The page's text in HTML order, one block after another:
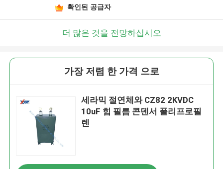
확인된 공급자
더 많은 것을 전망하십시오
가장 저렴 한 가격 으로
세라믹 절연체와 CZ82 2KVDC
10uF 힘 필름 콘덴서 폴리프로필
렌